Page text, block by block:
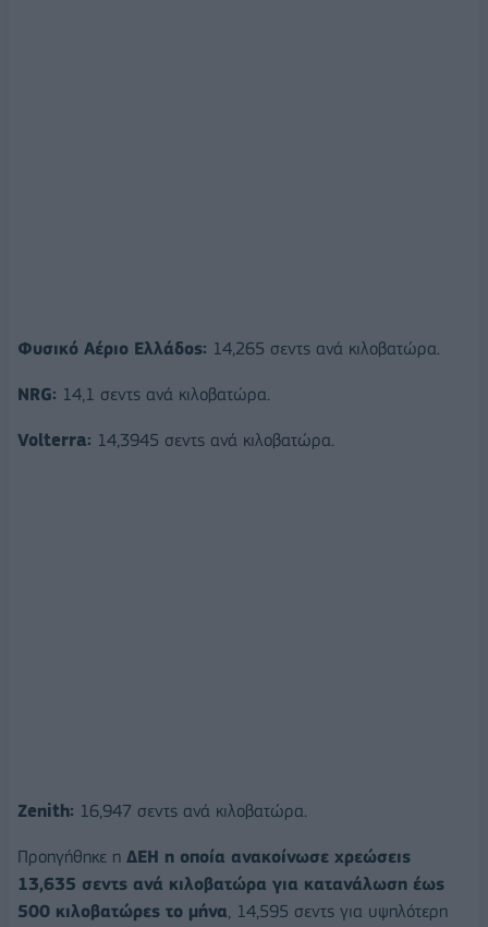
Φυσικό Αέριο Ελλάδος: 14,265 σεντς ανά κιλοβατώρα.
NRG: 14,1 σεντς ανά κιλοβατώρα.
Volterra: 14,3945 σεντς ανά κιλοβατώρα.
Zenith: 16,947 σεντς ανά κιλοβατώρα.
Προηγήθηκε η ΔΕΗ η οποία ανακοίνωσε χρεώσεις
13,635 σεντς ανά κιλοβατώρα για κατανάλωση έως
500 κιλοβατώρες το μήνα, 14,595 σεντς για υψηλότερη